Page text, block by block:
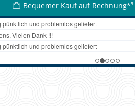
Bequemer Kauf auf Rechnung*³